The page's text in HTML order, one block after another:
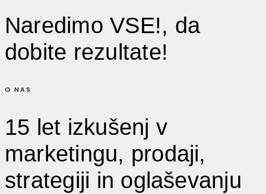
Naredimo VSE!, da
dobite rezultate!
O NAS
15 let izkušenj v
marketingu, prodaji,
strategiji in oglaševanju